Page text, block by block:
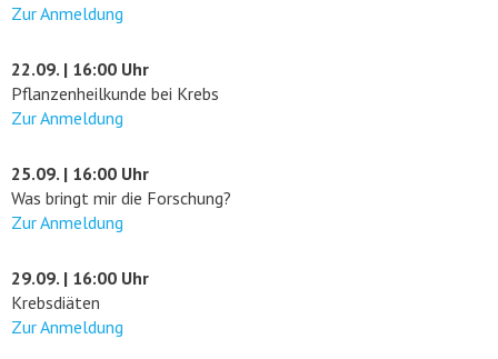
Zur Anmeldung
22.09. | 16:00 Uhr
Pflanzenheilkunde bei Krebs
Zur Anmeldung
25.09. | 16:00 Uhr
Was bringt mir die Forschung?
Zur Anmeldung
29.09. | 16:00 Uhr
Krebsdiäten
Zur Anmeldung